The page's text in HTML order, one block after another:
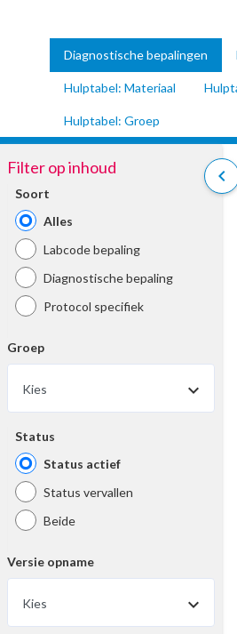
Diagnostische bepalingen
Hulptabel: Materiaal
Hulptabel: Groep
chevron_left
Filter op inhoud
Soort
Alles
Labcode bepaling
Diagnostische bepaling
Protocol specifiek
Groep
Kies
Status
Status actief
Status vervallen
Beide
Versie opname
Kies